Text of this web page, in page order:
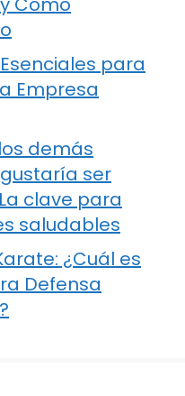
para
Empresa
demás
ser
clave para
saludables
¿Cuál es
Defensa